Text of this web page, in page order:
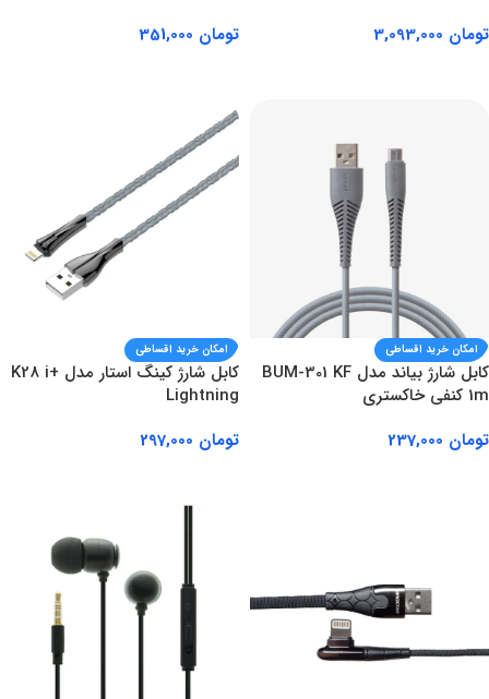
تومان
تومان
امکان خرید اقساطی
کابل شارژ بیاند مدل BUM-301 KF
1m کنفی خاکستری
تومان
امکان خرید اقساطی
کابل شارژ کینگ استار مدل K28 i+
Lightning
تومان